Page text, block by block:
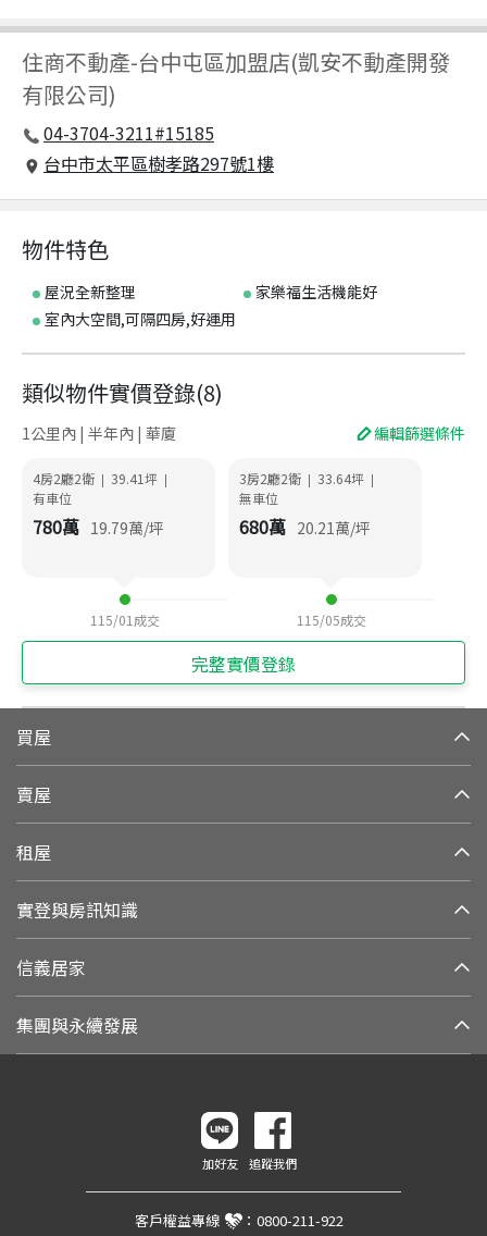
住商不動產-台中屯區加盟店(凱安不動產開發
有限公司)
04-3704-3211#15185
台中市太平區樹孝路297號1樓
物件特色
屋況全新整理
家樂福生活機能好
室內大空間,可隔四房,好運用
類似物件實價登錄(8)
1公里內 | 半年內 | 華廈 編輯篩選條件
4房2廳2衛 | 39.41坪 |
有車位
780萬 19.79萬/坪
115/01 成交
3房2廳2衛 | 33.64坪 |
無車位
680萬 20.21萬/坪
115/05成交
完整實價登錄
買屋
賣屋
租屋
實登與房訊知識
信義居家
集團與永續發展
加好友 追蹤我們
客戶權益專線 ： 0800-211-922